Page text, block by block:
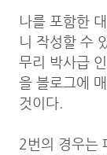
나를 포함한
니 작성할 수
무리 박사급
을 블로그에
것이다.
2번의 경우는